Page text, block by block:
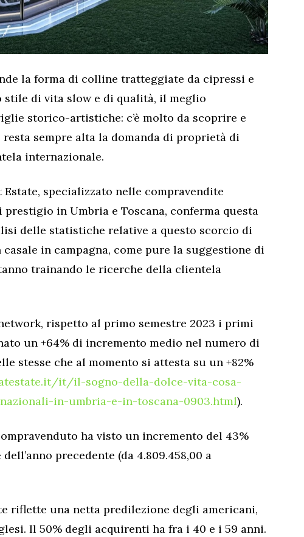
la forma di colline tratteggiate da cipressi e
di vita slow e di qualità, il meglio
storico-artistiche: c’è molto da scoprire e
resta sempre alta la domanda di proprietà di
internazionale.
specializzato nelle compravendite
in Umbria e Toscana, conferma questa
delle statistiche relative a questo scorcio di
in campagna, come pure la suggestione di
trainando le ricerche della clientela
rispetto al primo semestre 2023 i primi
un +64% di incremento medio nel numero di
stesse che al momento si attesta su un +82%
it/il-sogno-della-dolce-vita-cosa-
in-umbria-e-in-toscana-0903.html).
ha visto un incremento del 43%
precedente (da 4.809.458,00 a
riflette una netta predilezione degli americani,
Il 50% degli acquirenti ha fra i 40 e i 59 anni.